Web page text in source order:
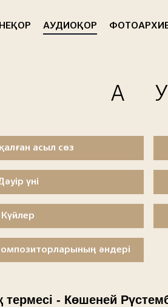
АУДИОҚОР
асыл сөз
үні
Күйлер
әндері
термесі - Көшеней